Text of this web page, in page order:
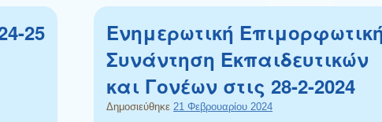
25
Ενημερωτική Επιμορφωτική
Συνάντηση Εκπαιδευτικών
και Γονέων στις 28-2-2024
Δημοσιεύθηκε 21 Φεβρουαρίου 2024